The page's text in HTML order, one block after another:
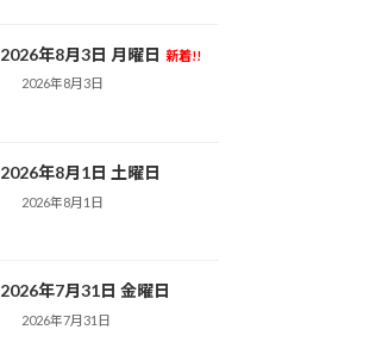
2026年8月3日 月曜日 新着!!
2026年8月3日
2026年8月1日 土曜日
2026年8月1日
2026年7月31日 金曜日
2026年7月31日